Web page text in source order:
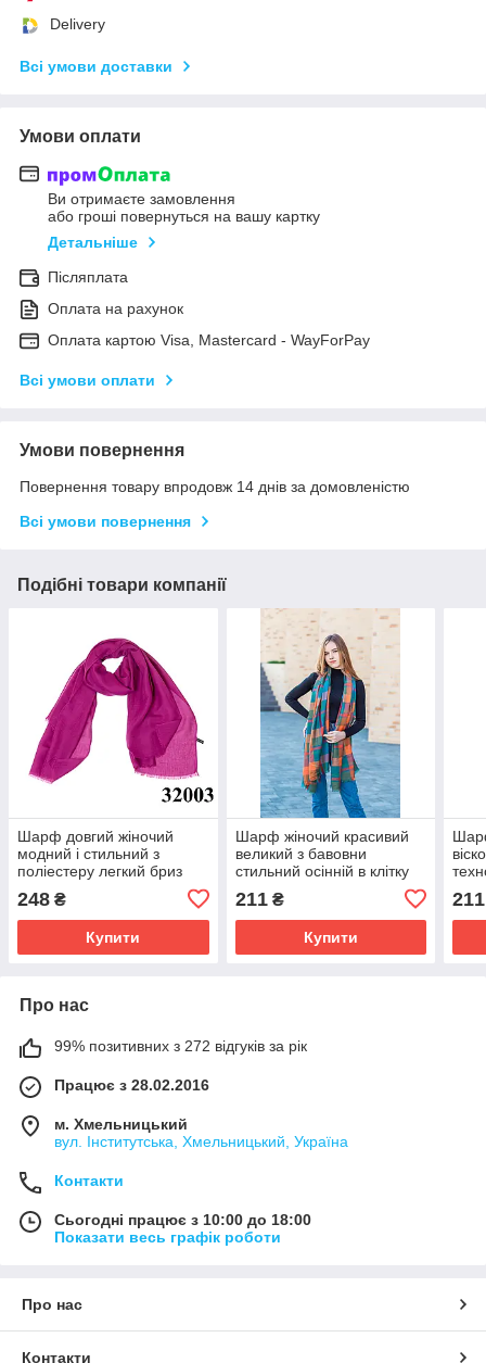
Delivery
Всі умови доставки
Умови оплати
Ви отримаєте замовлення
або гроші повернуться на вашу картку
Детальніше
Післяплата
Оплата на рахунок
Оплата картою Visa, Mastercard - WayForPay
Всі умови оплати
Умови повернення
Повернення товару впродовж 14 днів за домовленістю
Всі умови повернення
Подібні товари компанії
Шарф довгий жіночий
модний і стильний з
поліестеру легкий бриз
колір бузковий 174х70 см
248 ₴
Купити
Шарф жіночий красивий
великий з бавовни
стильний осінній в клітку
кольору
211₴
Купити
211
Про нас
99% позитивних з 272 відгуків за рік
Працює з 28.02.2016
м. Хмельницький
вул. Інститутська, Хмельницький, Україна
Контакти
Сьогодні працює з 10:00 до 18:00
Показати весь графік роботи
Про нас
Контакти